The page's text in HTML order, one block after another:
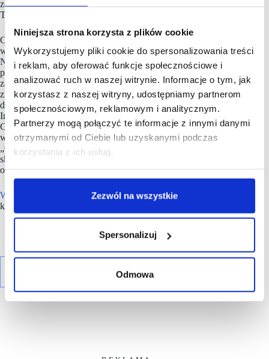
Niniejsza strona korzysta z plików cookie
Wykorzystujemy pliki cookie do spersonalizowania treści
i reklam, aby oferować funkcje społecznościowe i
analizować ruch w naszej witrynie. Informacje o tym, jak
korzystasz z naszej witryny, udostępniamy partnerom
społecznościowym, reklamowym i analitycznym.
Partnerzy mogą połączyć te informacje z innymi danymi
otrzymanymi od Ciebie lub uzyskanymi podczas
korzystania z ich usług.
Zezwól na wszystkie
Spersonalizuj
Odmowa
została także członkiem Wrocławskiej Organizacji
Turystycznej.
Centrum cechuje dbałość o środowisko – obiekt korzysta
w 100% z energii pochodzącej ze źródeł odnawialnych.
Na terenie zewnętrznym znajduje się ponad 300-letni pomnik
przyrody – dąb „Przewodnik”. W opiekę nad nim
zaangażowani są doświadczeni dendrolodzy i architekci
zielonej przestrzeni. Zrównoważony rozwój to jeden z filarów
działalności Wroclavii. Centrum uzyskało certyfikat BREEAM
In-Use na poziomie Outstanding, ponadto Polska Rada
Centrów Handlowych trzykrotnie nagrodziła Wroclavię
w prestiżowym konkursie PRCH Retail Awards w kategorii
„Obiekt Handlowy Roku – Best Performance”, co potwierdza
skuteczność realizacji strategii zrównoważonego rozwoju
oraz najwyższe standardy zarządzania.
Wroclavia należy do grupyUnibail-Rodamco-Westfield
która jest operatorem 67 centrów handlowych w 11 krajach.